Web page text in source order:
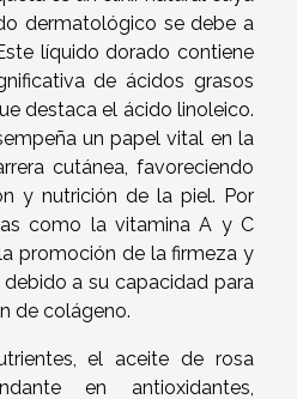
dermatológico se debe a
líquido dorado contiene
de ácidos grasos
destaca el ácido linoleico.
un papel vital en la
cutánea, favoreciendo
y nutrición de la piel. Por
como la vitamina A y C
promoción de la firmeza y
a su capacidad para
de colágeno.
el aceite de rosa
en antioxidantes,